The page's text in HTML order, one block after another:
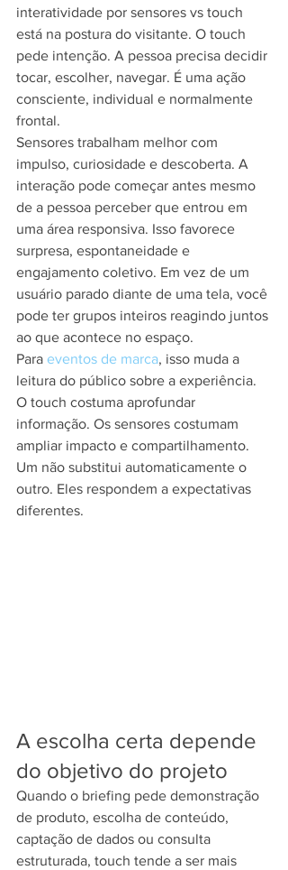
interatividade por sensores vs touch
está na postura do visitante. O touch
pede intenção. A pessoa precisa decidir
tocar, escolher, navegar. É uma ação
consciente, individual e normalmente
frontal.
Sensores trabalham melhor com
impulso, curiosidade e descoberta. A
interação pode começar antes mesmo
de a pessoa perceber que entrou em
uma área responsiva. Isso favorece
surpresa, espontaneidade e
engajamento coletivo. Em vez de um
usuário parado diante de uma tela, você
pode ter grupos inteiros reagindo juntos
ao que acontece no espaço.
Para eventos de marca, isso muda a
leitura do público sobre a experiência.
O touch costuma aprofundar
informação. Os sensores costumam
ampliar impacto e compartilhamento.
Um não substitui automaticamente o
outro. Eles respondem a expectativas
diferentes.
A escolha certa depende
do objetivo do projeto
Quando o briefing pede demonstração
de produto, escolha de conteúdo,
captação de dados ou consulta
estruturada, touch tende a ser mais